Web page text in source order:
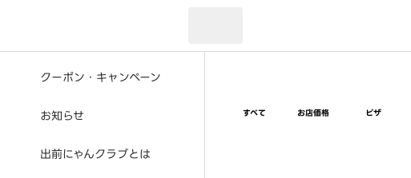
クーポン・キャンペーン
お知らせ
出前にゃんクラブとは
すべて お店価格 ピザ